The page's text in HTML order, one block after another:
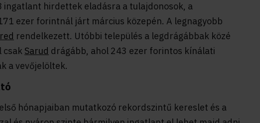
ingatlant hirdettek eladásra a tulajdonosok, a
ezer forintnál járt március közepén. A legnagyobb
rendelkezett. Utóbbi település a legdrágábbak közé
csak Sarud drágább, ahol 243 ezer forintos kínálati
a vevőjelöltek.
hónapjaiban mutatkozó rekordszintű kereslet és a